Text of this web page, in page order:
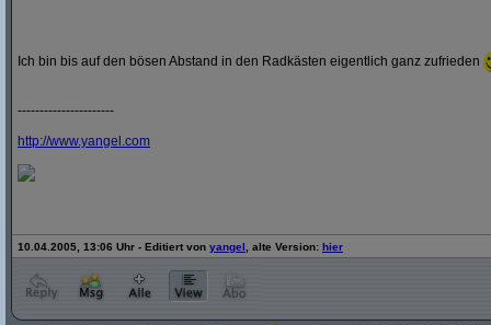
Ich bin bis auf den bösen Abstand in den Radkästen eigentlich ganz zufrieden
----------------------
http://www.yangel.com
10.04.2005, 13:06 Uhr - Editiert von yangel , alte Version: hier